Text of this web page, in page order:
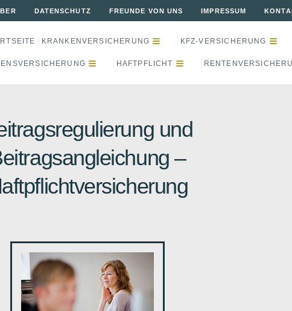
DATENSCHUTZ FREUNDE VON UNS IMPRESSUM
KRANKENVERSICHERUNG KFZ-VERSICHERUNG
HAFTPFLICHT
und
–